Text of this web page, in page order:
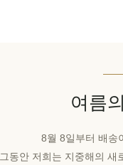
1000ml 캔 | 수
는, 조기 수확,
프리미엄 그리
EL426
₩36,148 세금
여름
8월 8일부터 배송
그동안 저희는 지중해의 새